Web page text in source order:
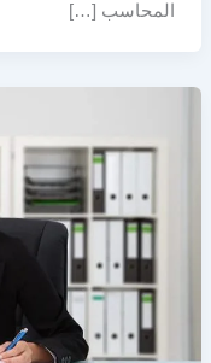
المحاسب […]